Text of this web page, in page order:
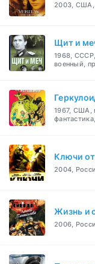
2003, США,
Щит и
1968,
военный,
1967, США,
Ключи
2004,
Жизнь и
2006,